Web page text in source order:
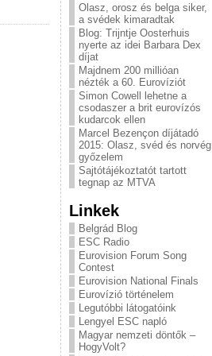
Olasz, orosz és belga siker,
a svédek kimaradtak
Blog: Trijntje Oosterhuis
nyerte az idei Barbara Dex
díjat
Majdnem 200 millióan
nézték a 60. Eurovíziót
Simon Cowell lehetne a
csodaszer a brit eurovízós
kudarcok ellen
Marcel Bezençon díjátadó
2015: Olasz, svéd és norvég
győzelem
Sajtótájékoztatót tartott
tegnap az MTVA
Linkek
Belgrád Blog
ESC Radio
Eurovision Forum Song
Contest
Eurovision National Finals
Eurovízió történelem
Legutóbbi látogatóink
Lengyel ESC napló
Magyar nemzeti döntők –
HogyVolt?